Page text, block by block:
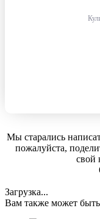
Мы старались
пожалуйста,
свой
Загрузка...
Вам также может